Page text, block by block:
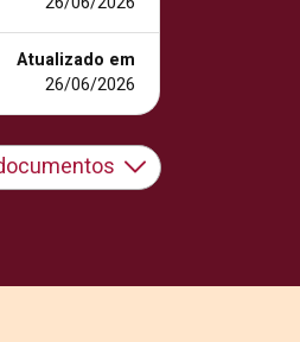
Atualizado em
26/06/2026